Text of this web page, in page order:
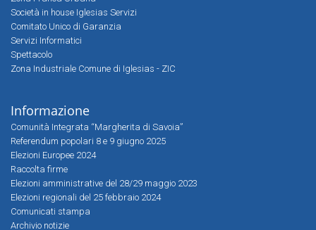
Società in house Iglesias Servizi
Comitato Unico di Garanzia
Servizi Informatici
Spettacolo
Zona Industriale Comune di Iglesias - ZIC
Informazione
Comunità Integrata “Margherita di Savoia”
Referendum popolari 8 e 9 giugno 2025
Elezioni Europee 2024
Raccolta firme
Elezioni amministrative del 28/29 maggio 2023
Elezioni regionali del 25 febbraio 2024
Comunicati stampa
Archivio notizie